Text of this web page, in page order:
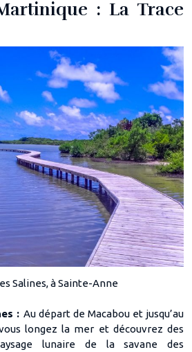
: La Trace
Salines, à Sainte-Anne
: Au départ de Macabou et jusqu’au
longez la mer et découvrez des
lunaire de la savane des